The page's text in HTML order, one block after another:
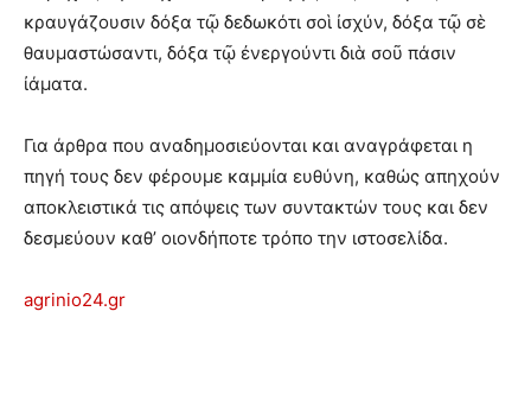
κραυγάζουσιν δόξα τῷ δεδωκότι σοὶ ἰσχύν, δόξα τῷ σὲ
θαυμαστώσαντι, δόξα τῷ ἐνεργούντι διὰ σοῦ πάσιν
ἰάματα.
Για άρθρα που αναδημοσιεύονται και αναγράφεται η
πηγή τους δεν φέρουμε καμμία ευθύνη, καθώς απηχούν
αποκλειστικά τις απόψεις των συντακτών τους και δεν
δεσμεύουν καθ’ οιονδήποτε τρόπο την ιστοσελίδα.
agrinio24.gr